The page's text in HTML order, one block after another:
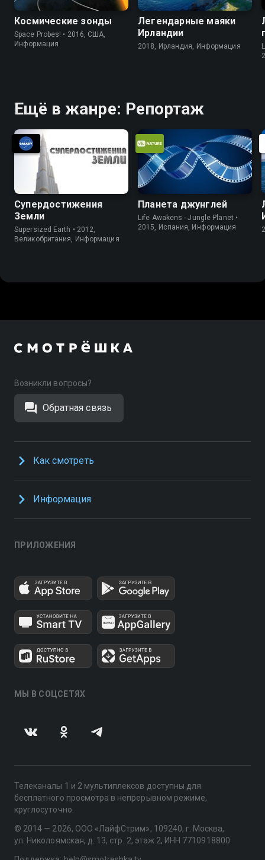
Космические зонды
Space Probes! • 2016, США,
Информация
Легендарные маяки
Ирландии
2018, Ирландия, Информация
Ещё в жанре: Репортаж
Супердостижения
Земли
Supersized Earth • 2012,
Великобритания, Информация
Планета джунглей
Life Awakens - Jungle Planet •
2015, Испания, Информация
Возникли вопросы?
Обратная связь
Как смотреть
Информация
ПРИЛОЖЕНИЯ
МЫ В СОЦСЕТЯХ
Телеканалы 1 и 2 мультиплексов доступны для
бесплатного просмотра в непрерывном режиме,
круглосуточно.
© 2014 — 2026, ООО «ЛайфСтрим», 109240, г. Москва,
ул. Николоямская, д. 13, стр. 2, этаж 2, ИНН 7710918800